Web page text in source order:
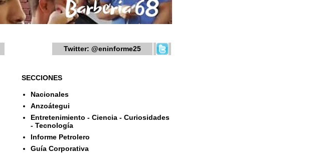
Twitter: @eninforme25
SECCIONES
Nacionales
Anzoátegui
Entretenimiento - Ciencia - Curiosidades
- Tecnología
Informe Petrolero
Guía Corporativa